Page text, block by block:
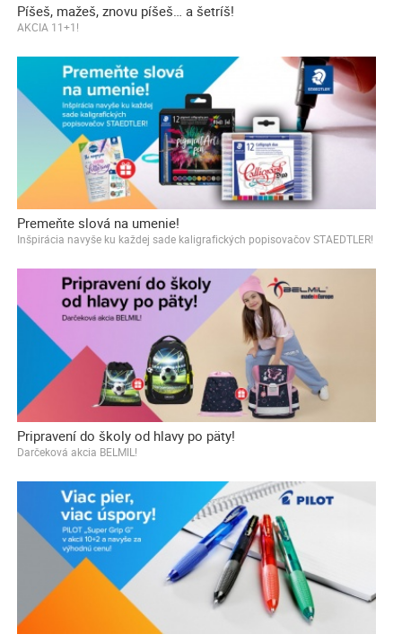
Píšeš, mažeš, znovu píšeš… a šetríš!
AKCIA 11+1!
Premeňte slová na umenie!
Inšpirácia navyše ku každej sade kaligrafických popisovačov STAEDTLER!
Pripravení do školy od hlavy po päty!
Darčeková akcia BELMIL!